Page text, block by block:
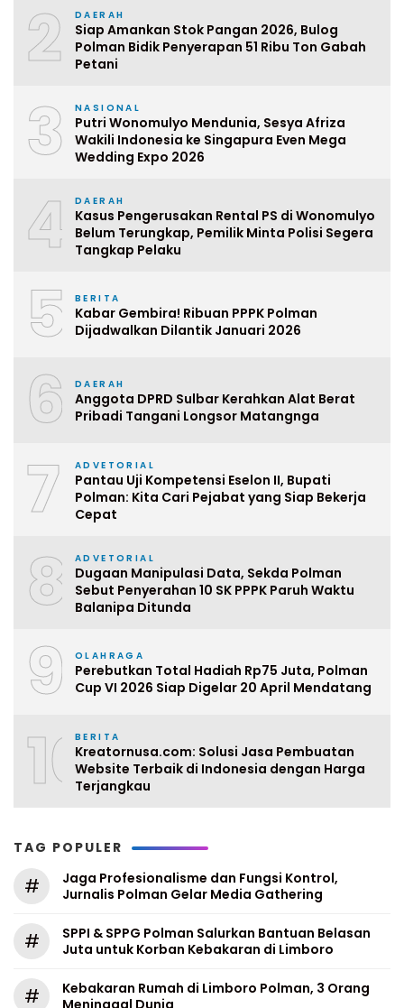
2 DAERAH
Siap Amankan Stok Pangan 2026, Bulog
Polman Bidik Penyerapan 51 Ribu Ton Gabah
Petani
3 NASIONAL
Putri Wonomulyo Mendunia, Sesya Afriza
Wakili Indonesia ke Singapura Even Mega
Wedding Expo 2026
4 DAERAH
Kasus Pengerusakan Rental PS di Wonomulyo
Belum Terungkap, Pemilik Minta Polisi Segera
Tangkap Pelaku
5 BERITA
Kabar Gembira! Ribuan PPPK Polman
Dijadwalkan Dilantik Januari 2026
6 DAERAH
Anggota DPRD Sulbar Kerahkan Alat Berat
Pribadi Tangani Longsor Matangnga
7 ADVETORIAL
Pantau Uji Kompetensi Eselon II, Bupati
Polman: Kita Cari Pejabat yang Siap Bekerja
Cepat
8 ADVETORIAL
Dugaan Manipulasi Data, Sekda Polman
Sebut Penyerahan 10 SK PPPK Paruh Waktu
Balanipa Ditunda
9 OLAHRAGA
Perebutkan Total Hadiah Rp75 Juta, Polman
Cup VI 2026 Siap Digelar 20 April Mendatang
10BERITA
Kreatornusa.com: Solusi Jasa Pembuatan
Website Terbaik di Indonesia dengan Harga
Terjangkau
TAG POPULER
#
Jaga Profesionalisme dan Fungsi Kontrol,
Jurnalis Polman Gelar Media Gathering
#
SPPI & SPPG Polman Salurkan Bantuan Belasan
Juta untuk Korban Kebakaran di Limboro
#
Kebakaran Rumah di Limboro Polman, 3 Orang
Meninggal Dunia